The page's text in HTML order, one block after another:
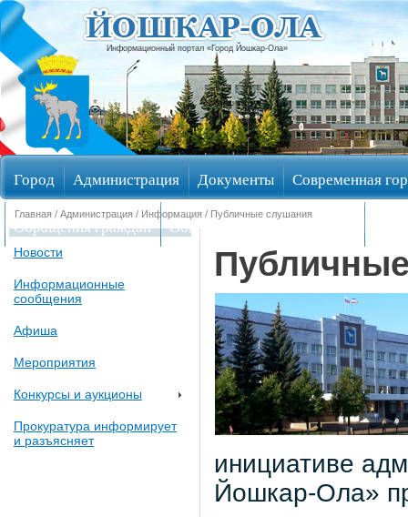
Информационный портал «Город Йошкар-Ола»
Город Администрация Документы Современная
Обращения граждан Общественные обсуждения
Главная / Администрация / Информация / Публичные слушания
Новости
Информационные
сообщения
Афиша
Мероприятия
Конкурсы и аукционы
Прокуратура информирует
и разъясняет
инициативе
Йошкар-Ола»